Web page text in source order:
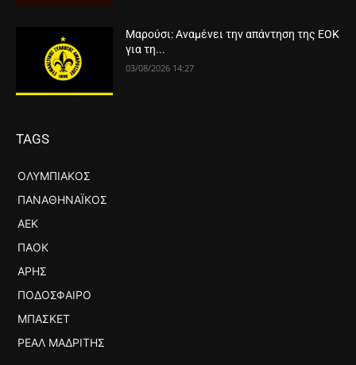
Μαρούσι: Αναμένει την απάντηση της ΕΟΚ
για τη...
03/08/2026 14:27
TAGS
ΟΛΥΜΠΙΑΚΌΣ
ΠΑΝΑΘΗΝΑΪΚΌΣ
ΑΕΚ
ΠΑΟΚ
ΆΡΗΣ
ΠΟΔΌΣΦΑΙΡΟ
ΜΠΆΣΚΕΤ
ΡΕΆΛ ΜΑΔΡΊΤΗΣ